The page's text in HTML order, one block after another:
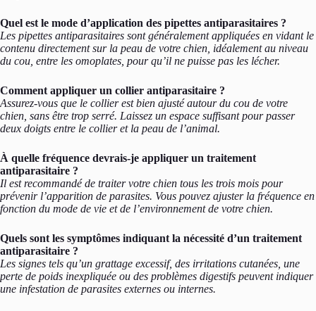
Quel est le mode d’application des pipettes antiparasitaires ?
Les pipettes antiparasitaires sont généralement appliquées en vidant le
contenu directement sur la peau de votre chien, idéalement au niveau
du cou, entre les omoplates, pour qu’il ne puisse pas les lécher.
Comment appliquer un collier antiparasitaire ?
Assurez-vous que le collier est bien ajusté autour du cou de votre
chien, sans être trop serré. Laissez un espace suffisant pour passer
deux doigts entre le collier et la peau de l’animal.
À quelle fréquence devrais-je appliquer un traitement
antiparasitaire ?
Il est recommandé de traiter votre chien tous les trois mois pour
prévenir l’apparition de parasites. Vous pouvez ajuster la fréquence en
fonction du mode de vie et de l’environnement de votre chien.
Quels sont les symptômes indiquant la nécessité d’un traitement
antiparasitaire ?
Les signes tels qu’un grattage excessif, des irritations cutanées, une
perte de poids inexpliquée ou des problèmes digestifs peuvent indiquer
une infestation de parasites externes ou internes.